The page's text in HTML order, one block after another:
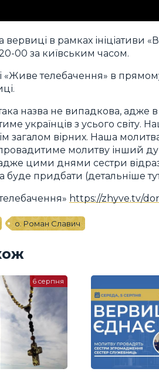
вервиці в рамках
00 за київським часом.
«Живе телебачення» в
назва не випадкова, адже
українців з усього світу.
загалом вірних. Наша
молитву інший
адже цими днями сестри
буде придбати (детальніше
https://zhyve.tv/
о. Роман Славич
6 серпня